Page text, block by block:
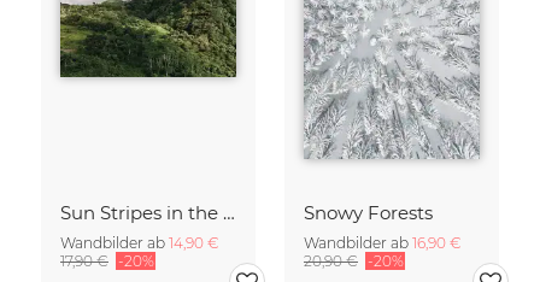
Sun Stripes in the Jungle Camiguin Philippines
Wandbilder ab 14,90 €
17,90 € -20%
Snowy Forests
Wandbilder ab 16,90 €
20,90 € -20%